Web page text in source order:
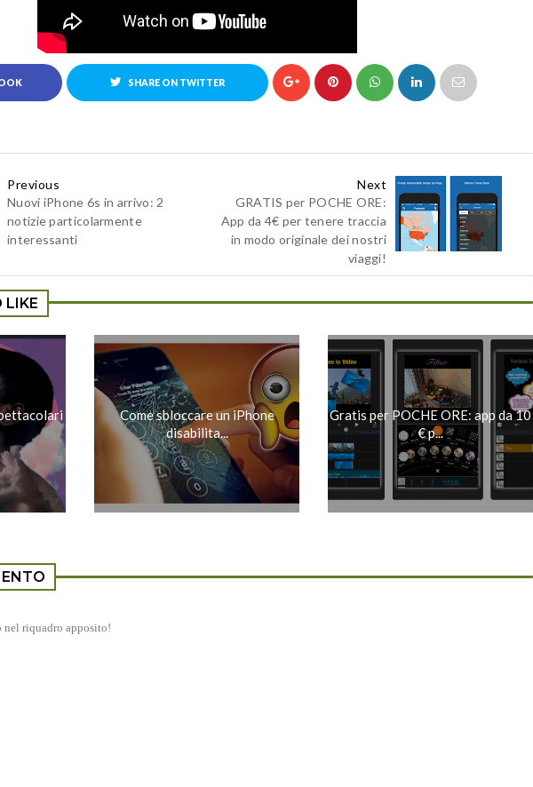
SHARE ON TWITTER
Next
GRATIS per POCHE ORE:
App da 4€ per tenere traccia
in modo originale dei nostri
viaggi!
Previous
Nuovi iPhone 6s in arrivo: 2
notizie particolarmente
interessanti
LIKE
Come sbloccare un iPhone
disabilita...
Gratis per POCHE ORE: app da 10
€ p...
nel riquadro apposito!